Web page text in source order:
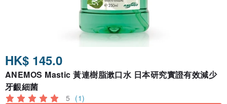
HK$ 145.0
ANEMOS Mastic 黃連樹脂漱口水 日本研究實證有效減少
牙齦細菌
5 (1)